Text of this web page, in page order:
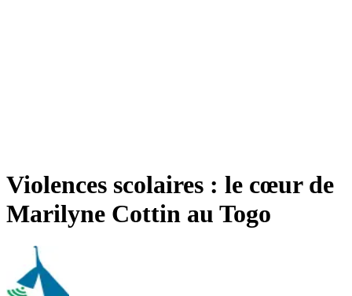
Violences scolaires : le cœur de
Marilyne Cottin au Togo